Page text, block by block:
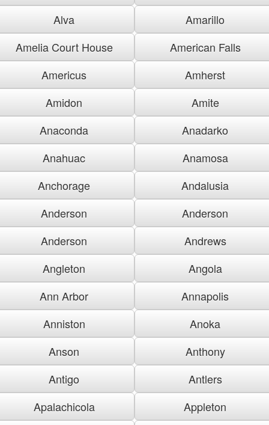
Alva
Amarillo
Amelia Court House
American Falls
Americus
Amherst
Amidon
Amite
Anaconda
Anadarko
Anahuac
Anamosa
Anchorage
Andalusia
Anderson
Anderson
Anderson
Andrews
Angleton
Angola
Ann Arbor
Annapolis
Anniston
Anoka
Anson
Anthony
Antigo
Antlers
Apalachicola
Appleton